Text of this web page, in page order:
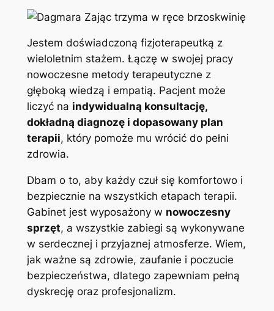
Jestem doświadczoną fizjoterapeutką z
wieloletnim stażem. Łączę w swojej pracy
nowoczesne metody terapeutyczne z
głęboką wiedzą i empatią. Pacjent może
liczyć na indywidualną konsultację,
dokładną diagnozę i dopasowany plan
terapii, który pomoże mu wrócić do pełni
zdrowia.
Dbam o to, aby każdy czuł się komfortowo i
bezpiecznie na wszystkich etapach terapii.
Gabinet jest wyposażony w nowoczesny
sprzęt, a wszystkie zabiegi są wykonywane
w serdecznej i przyjaznej atmosferze. Wiem,
jak ważne są zdrowie, zaufanie i poczucie
bezpieczeństwa, dlatego zapewniam pełną
dyskrecję oraz profesjonalizm.